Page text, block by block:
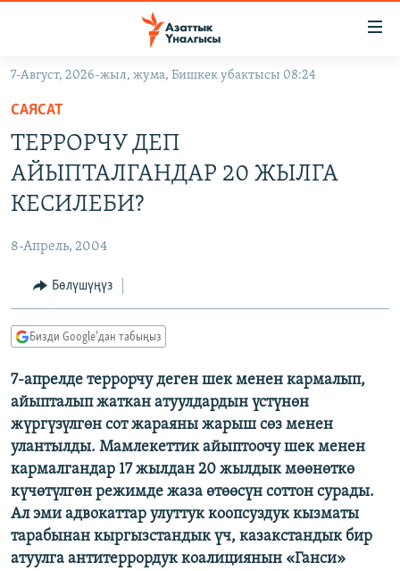
Навигацияга
өтүңүз
Издөөгө
салыңызКЫРГЫЗСТАН
САЯСАТ
МАДАНИЯТ
ДҮЙНӨ
ДҮЙНӨ
УКРАИНА
ТВ ПРОГРАММАЛАР
БҮГҮН АЗАТТЫКТА
ДАНИСТЕ
ЭЖЕ-СИҢДИЛЕР
АЗАТТЫК+
ЫҢГАЙСЫЗ СУРООЛОР
ПОДКАСТ
ЭЕ/АРнун бардык сайттары
7-Август, 2026-жыл, жума, Бишкек убактысы 08:24
САЯСАТ
ТЕРРОРЧУ ДЕП
АЙЫПТАЛГАНДАР 20 ЖЫЛГА
КЕСИЛЕБИ?
8-Апрель, 2004
Бөлүшүңүз
Бизди Google'дан табыңыз
7-апрелде террорчу деген шек менен кармалып,
айыпталып жаткан атуулдардын үстүнөн
жүргүзүлгөн сот жараяны жарыш сөз менен
улантылды. Мамлекеттик айыптоочу шек менен
кармалгандар 17 жылдан 20 жылдык мөөнөткө
күчөтүлгөн режимде жаза өтөөсүн соттон сурады.
Ал эми адвокаттар улуттук коопсуздук кызматы
тарабынан кыргызстандык үч, казакстандык бир
атуулга антитеррордук коалициянын «Ганси»